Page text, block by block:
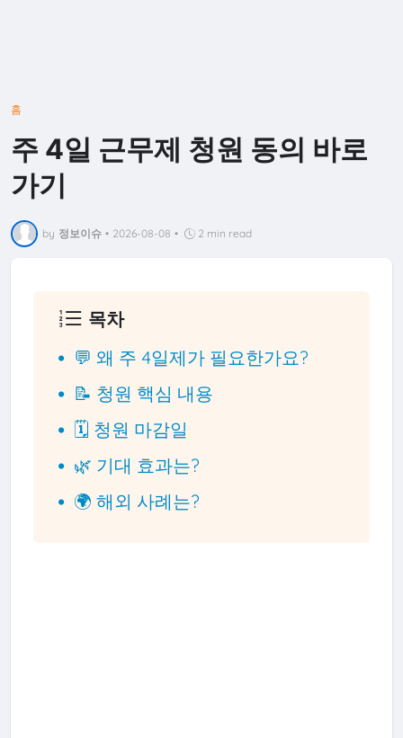
홈
주 4일 근무제 청원 동의 바로
가기
by 정보이슈 • 2026-08-08 • 2 min read
목차
💬 왜 주 4일제가 필요한가요?
📝 청원 핵심 내용
🗓️ 청원 마감일
🌿 기대 효과는?
🌍 해외 사례는?